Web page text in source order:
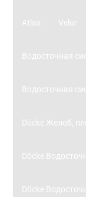
Atlas Velur
Водосточная
Водосточная
Döcke Желоб,
Döcke
Döcke